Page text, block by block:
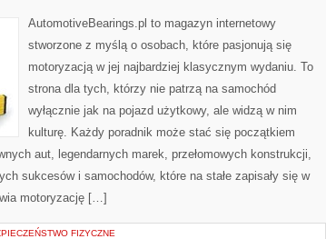
SZTUCE
AutomotiveBearings.pl to magazyn internetowy
stworzone z myślą o osobach, które pasjonują się
motoryzacją w jej najbardziej klasycznym wydaniu. To
strona dla tych, którzy nie patrzą na samochód
wyłącznie jak na pojazd użytkowy, ale widzą w nim
kulturę. Każdy poradnik może stać się początkiem
aut, legendarnych marek, przełomowych konstrukcji,
sukcesów i samochodów, które na stałe zapisały się w
motoryzację […]
FIZYCZNE